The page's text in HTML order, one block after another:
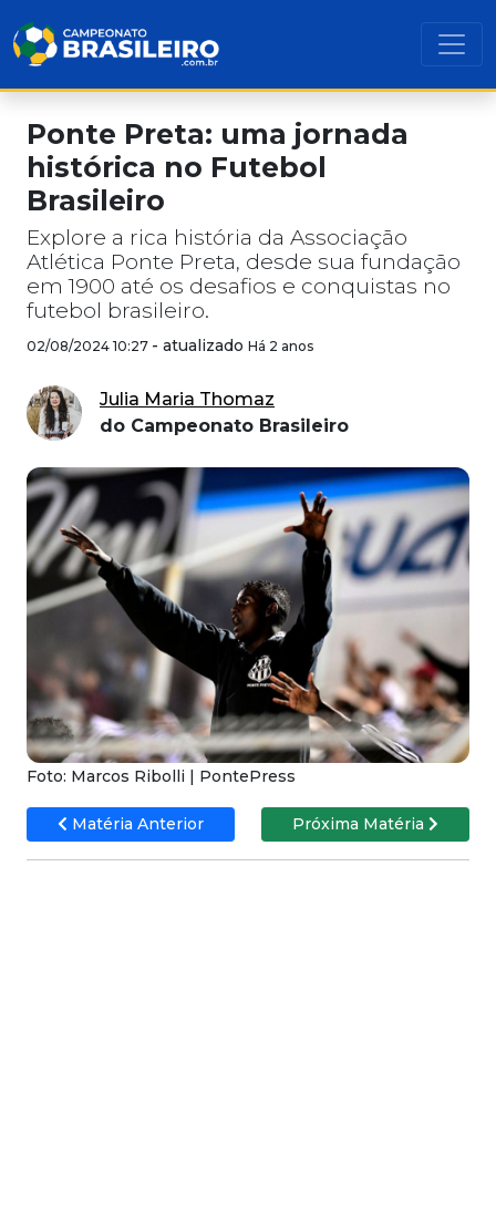
Ponte Preta: uma jornada
histórica no Futebol
Brasileiro
Explore a rica história da Associação
Atlética Ponte Preta, desde sua fundação
em 1900 até os desafios e conquistas no
futebol brasileiro.
02/08/2024 10:27 - atualizado Há 2 anos
Julia Maria Thomaz
do Campeonato Brasileiro
Foto: Marcos Ribolli | PontePress
Matéria Anterior Próxima Matéria